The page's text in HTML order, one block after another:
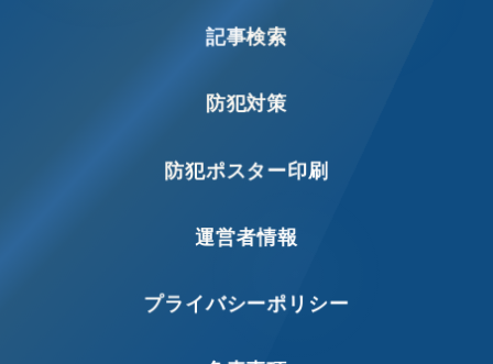
記事検索
防犯対策
防犯ポスター印刷
運営者情報
プライバシーポリシー